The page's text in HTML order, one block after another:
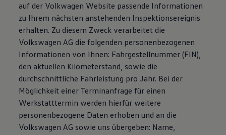
auf der Volkwagen Website passende Informationen
zu Ihrem nächsten anstehenden Inspektionsereignis
erhalten. Zu diesem Zweck verarbeitet die
Volkswagen AG die folgenden personenbezogenen
Informationen von Ihnen: Fahrgestellnummer (FIN),
den aktuellen Kilometerstand, sowie die
durchschnittliche Fahrleistung pro Jahr. Bei der
Möglichkeit einer Terminanfrage für einen
Werkstatttermin werden hierfür weitere
personenbezogene Daten erhoben und an die
Volkswagen AG sowie uns übergeben: Name,